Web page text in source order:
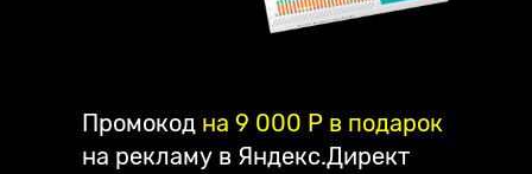
Промокод на 9 000 P в подарок
на рекламу в Яндекс.Директ